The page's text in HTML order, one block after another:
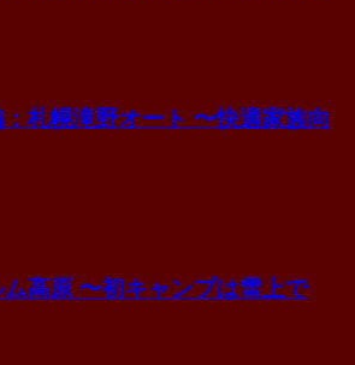
：札幌滝野オート 〜快適家族向
ム高原 〜初キャンプは雪上で